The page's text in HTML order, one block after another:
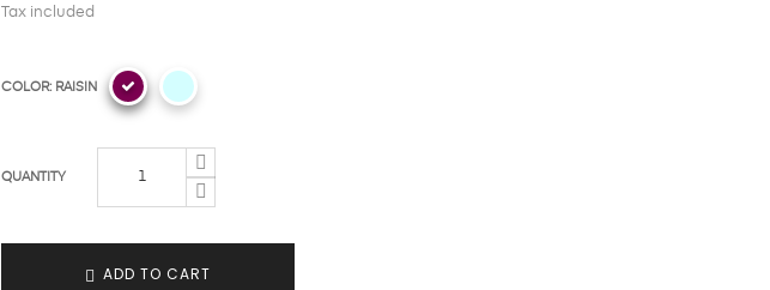
Tax included
COLOR: RAISIN
QUANTITY
ADD TO CART